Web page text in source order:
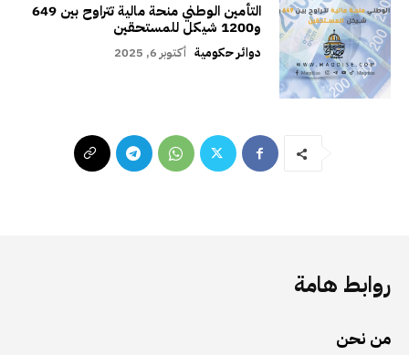
التأمين الوطني منحة مالية تتراوح بين 649
و1200 شيكل للمستحقين
دوائر حكومية أكتوبر 6, 2025
روابط هامة
من نحن